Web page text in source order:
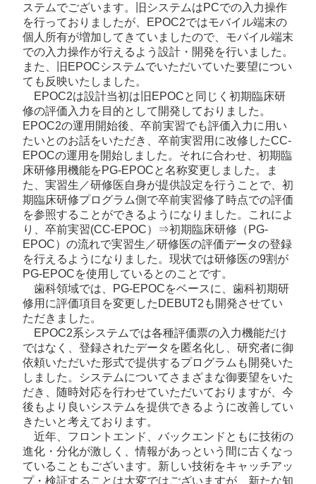
ステムでございます。旧システムはPCでの入力操作
を行っておりましたが、EPOC2ではモバイル端末の
個人所有が増加してきていましたので、モバイル端末
での入力操作が行えるよう設計・開発を行いました。
また、旧EPOCシステムでいただいていた要望につい
ても反映いたしました。
EPOC2は設計当初は旧EPOCと同じく初期臨床研
修の評価入力を目的として開発しておりました。
EPOC2の運用開始後、卒前実習でも評価入力に用い
たいとのお話をいただき、卒前実習用に改修したCC-
EPOCの運用を開始しました。それに合わせ、初期臨
床研修用機能をPG-EPOCと名称変更しました。ま
た、実習生／研修医自身が提供設定を行うことで、初
期臨床研修プログラム側で卒前実習修了時点での評価
を参照することができるようになりました。これによ
り、卒前実習(CC-EPOC）⇒初期臨床研修（PG-
EPOC）の流れで実習生／研修医の評価データの登録
を行えるようになりました。現状では研修医の9割が
PG-EPOCを使用しているとのことです。
歯科領域では、PG-EPOCをベースに、歯科初期研
修用に評価項目を変更したDEBUT2も開発させてい
ただきました。
EPOC2系システムでは各種評価票の入力機能だけ
ではなく、登録されたデータを匿名化し、研究者に御
依頼いただいた形式で提供するプログラムも開発いた
しました。システムについてさまざまな御要望をいた
だき、随時対応を行わせていただいておりますが、今
後もより良いシステムを提供できるように改善してい
きたいと考えております。
近年、フロントエンド、バックエンドともに技術の
進化・分化が激しく、情報があっという間に古くなっ
ていることもございます。新しい技術をキャッチアッ
プ・検証することは大変ではございますが、新たな知